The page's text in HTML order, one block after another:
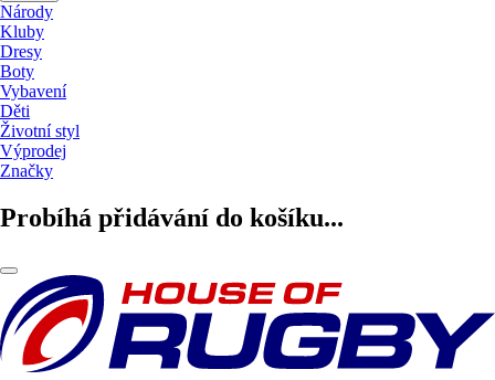
Národy
Kluby
Dresy
Boty
Vybavení
Děti
Životní styl
Výprodej
Značky
Probíhá přidávání do košíku...